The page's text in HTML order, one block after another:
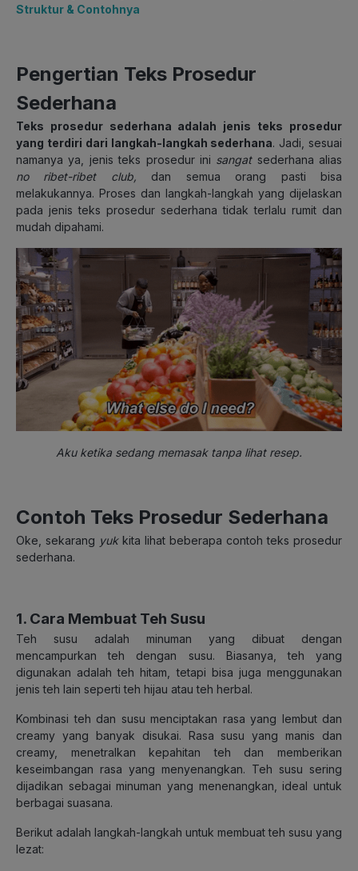
Struktur & Contohnya
Pengertian Teks Prosedur
Sederhana
Teks prosedur sederhana adalah jenis teks prosedur
yang terdiri dari langkah-langkah sederhana. Jadi, sesuai
namanya ya, jenis teks prosedur ini sangat sederhana alias
no ribet-ribet club, dan semua orang pasti bisa
melakukannya. Proses dan langkah-langkah yang dijelaskan
pada jenis teks prosedur sederhana tidak terlalu rumit dan
mudah dipahami.
Aku ketika sedang memasak tanpa lihat resep.
Contoh Teks Prosedur Sederhana
Oke, sekarang yukkita lihat beberapa contoh teks prosedur
sederhana.
1. Cara Membuat Teh Susu
Teh susu adalah minuman yang dibuat dengan
mencampurkan teh dengan susu. Biasanya, teh yang
digunakan adalah teh hitam, tetapi bisa juga menggunakan
jenis teh lain seperti teh hijau atau teh herbal.
Kombinasi teh dan susu menciptakan rasa yang lembut dan
creamy yang banyak disukai. Rasa susu yang manis dan
creamy, menetralkan kepahitan teh dan memberikan
keseimbangan rasa yang menyenangkan. Teh susu sering
dijadikan sebagai minuman yang menenangkan, ideal untuk
berbagai suasana.
Berikut adalah langkah-langkah untuk membuat teh susu yang
lezat: